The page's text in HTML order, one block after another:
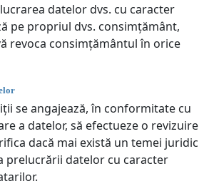
datelor dvs. cu caracter
pe propriul dvs. consimțământ,
revoca consimțământul în orice
se angajează, în conformitate cu
a datelor, să efectueze o revizuire
dacă mai există un temei juridic
prelucrării datelor cu caracter